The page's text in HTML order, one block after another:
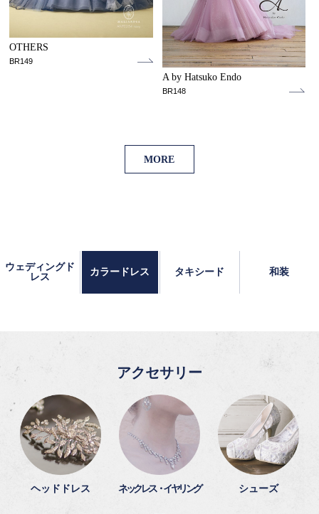
OTHERS
BR149
A by Hatsuko Endo
BR148
MORE
ウェディングド
レス
カラードレス タキシード 和装
アクセサリー
ヘッドドレス ネックレス・イヤリング シューズ